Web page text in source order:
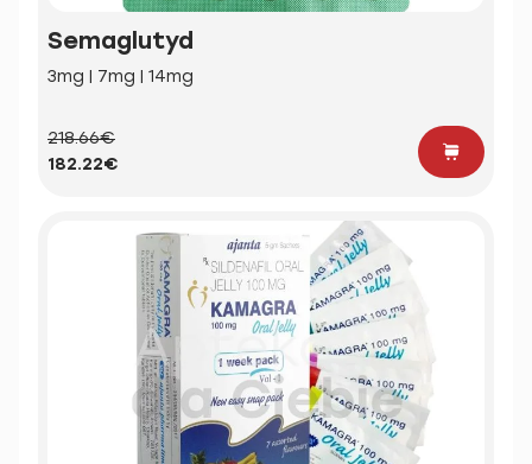
Semaglutyd
3mg | 7mg | 14mg
218.66€
182.22€